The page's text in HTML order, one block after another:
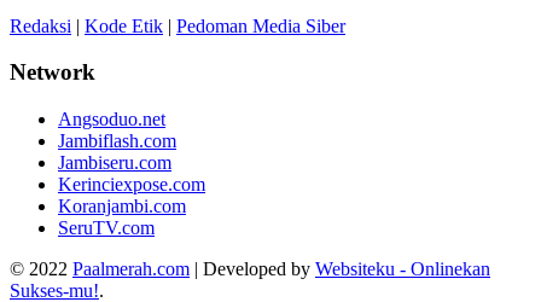
Redaksi | Kode Etik | Pedoman Media Siber
Network
Angsoduo.net
Jambiflash.com
Jambiseru.com
Kerinciexpose.com
Koranjambi.com
SeruTV.com
© 2022 Paalmerah.com | Developed by Websiteku - Onlinekan
Sukses-mu!.